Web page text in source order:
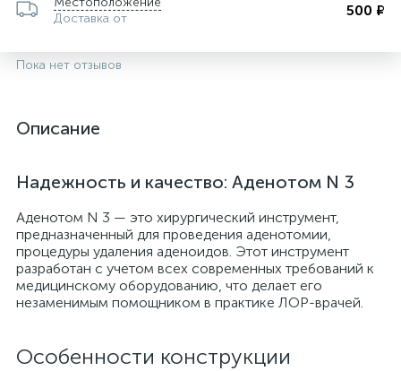
Доставка от
500 ₽
Пока нет отзывов
Описание
Надежность и качество: Аденотом N 3
Аденотом N 3 — это хирургический инструмент,
предназначенный для проведения аденотомии,
процедуры удаления аденоидов. Этот инструмент
разработан с учетом всех современных требований к
медицинскому оборудованию, что делает его
незаменимым помощником в практике ЛОР-врачей.
Особенности конструкции